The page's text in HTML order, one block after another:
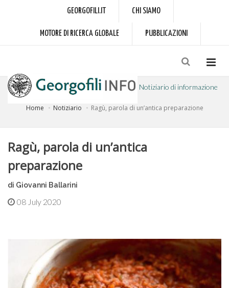
GEORGOFILI.IT CHI SIAMO
MOTORE DI RICERCA GLOBALE PUBBLICAZIONI
Notiziario di informazione
Home Notiziario Ragù, parola di un’antica preparazione
Ragù, parola di un’antica
preparazione
di Giovanni Ballarini
08 July 2020